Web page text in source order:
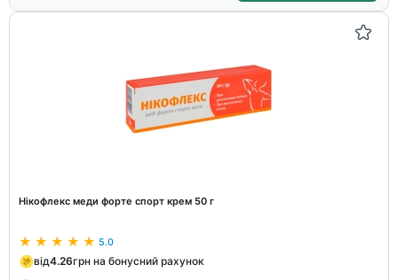
Нікофлекс меди форте спорт крем 50 г
5.0
від4.26грн на бонусний рахунок